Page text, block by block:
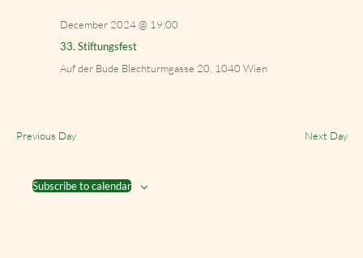
December 2024 @ 19:00
33. Stiftungsfest
Auf der Bude Blechturmgasse 20, 1040 Wien
Previous Day Next Day
Subscribe to calendar